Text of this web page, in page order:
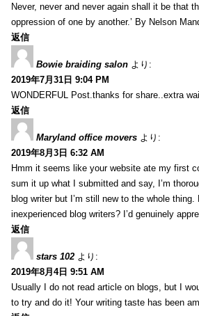
Never, never and never again shall it be that
oppression of one by another.’ By Nelson
返信
Bowie braiding salon より:
2019年7月31日 9:04 PM
WONDERFUL Post.thanks for share..extra
返信
Maryland office movers より:
2019年8月3日 6:32 AM
Hmm it seems like your website ate my first
sum it up what I submitted and say, I’m
blog writer but I’m still new to the whole
inexperienced blog writers? I’d genuinely
返信
stars 102 より:
2019年8月4日 9:51 AM
Usually I do not read article on blogs, but I
to try and do it! Your writing taste has been